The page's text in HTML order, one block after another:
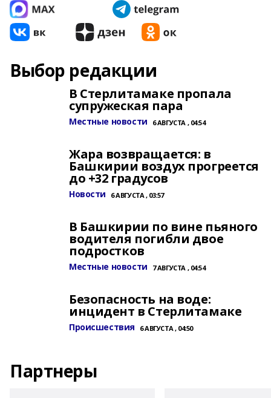
Выбор редакции
В Стерлитамаке пропала
супружеская пара
Местные новости 6 АВГУСТА , 04:54
Жара возвращается: в
Башкирии воздух прогреется
до +32 градусов
Новости 6 АВГУСТА , 03:57
В Башкирии по вине пьяного
водителя погибли двое
подростков
Местные новости 7 АВГУСТА , 04:54
Безопасность на воде:
инцидент в Стерлитамаке
Происшествия 6 АВГУСТА , 04:50
Партнеры